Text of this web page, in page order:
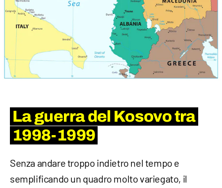
La guerra del Kosovo tra
1998-1999
Senza andare troppo indietro nel tempo e
semplificando un quadro molto variegato, il